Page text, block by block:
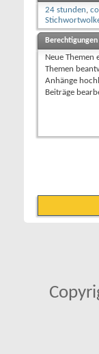
24 stunden,
Berechtigungen
Neue Themen
Themen
Anhänge
Beiträge